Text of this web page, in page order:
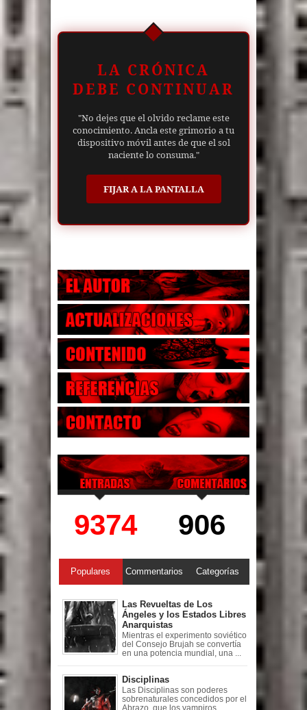
LA CRÓNICA
DEBE CONTINUAR
"No dejes que el olvido reclame este
conocimiento. Ancla este grimorio a tu
dispositivo móvil antes de que el sol
naciente lo consuma."
FIJAR A LA PANTALLA
9374 906
Populares Commentarios Categorías
Las Revueltas de Los
Ángeles y los Estados Libres
Anarquistas
Mientras el experimento soviético
del Consejo Brujah se convertía
en una potencia mundial, una ...
Disciplinas
Las Disciplinas son poderes
sobrenaturales concedidos por el
Abrazo, que los vampiros